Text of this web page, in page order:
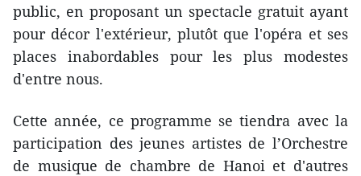
public, en proposant un spectacle gratuit ayant
pour décor l'extérieur, plutôt que l'opéra et ses
places inabordables pour les plus modestes
d'entre nous.
Cette année, ce programme se tiendra avec la
participation des jeunes artistes de l’Orchestre
de musique de chambre de Hanoi et d'autres